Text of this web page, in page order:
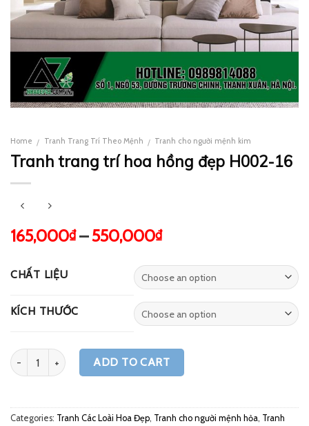
Home / Tranh Trang Trí Theo Mệnh / Tranh cho người mệnh kim
Tranh trang trí hoa hồng đẹp H002-16
165,000₫–550,000₫
CHẤT LIỆU
KÍCH THƯỚC
Quantity ADD TO CART
Categories: Tranh Các Loài Hoa Đẹp, Tranh cho người mệnh hỏa, Tranh